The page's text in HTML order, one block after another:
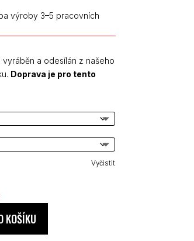
výroby 3–5 pracovních
a odesílán z našeho
Doprava je pro tento
Vyčistit
KOŠÍKU